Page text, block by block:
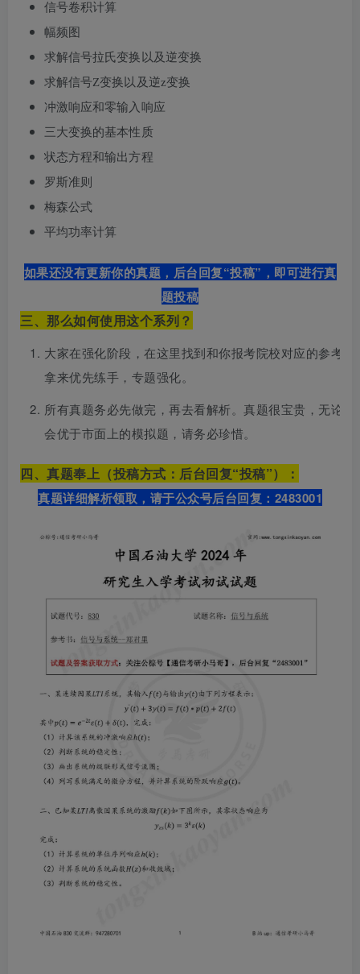
信号卷积计算
幅频图
求解信号拉氏变换以及逆变换
求解信号Z变换以及逆z变换
冲激响应和零输入响应
三大变换的基本性质
状态方程和输出方程
罗斯准则
梅森公式
平均功率计算
如果还没有更新你的真题，后台回复“投稿”，即可进行真
题投稿
三、那么如何使用这个系列？
大家在强化阶段，在这里找到和你报考院校对应的参考
拿来优先练手，专题强化。
所有真题务必先做完，再去看解析。真题很宝贵，无论
会优于市面上的模拟题，请务必珍惜。
四、真题奉上（投稿方式：后台回复“投稿”）：
真题详细解析领取，请于公众号后台回复：2483001